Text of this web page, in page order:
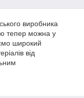
виробника
тепер можна у
широкий
від
до будь-якого